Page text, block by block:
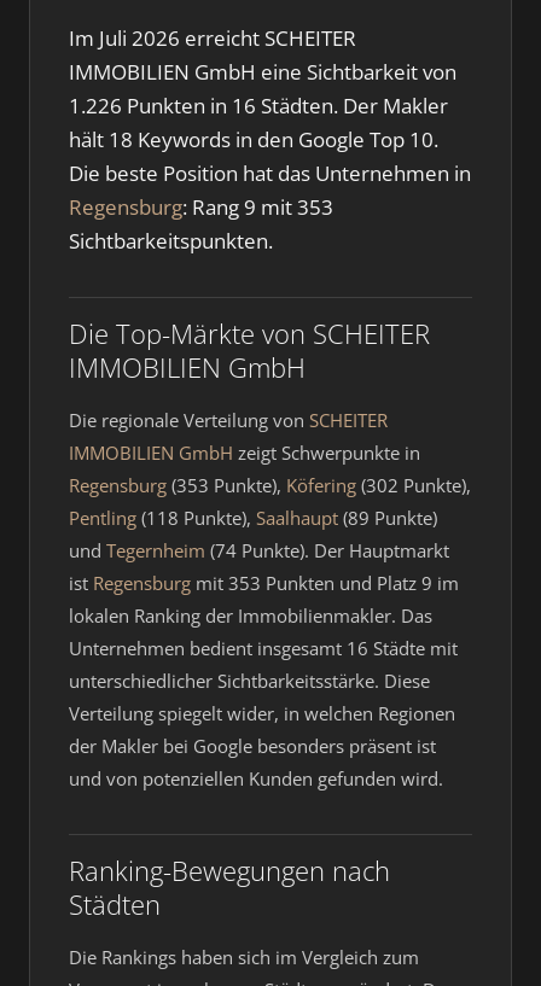
Im Juli 2026 erreicht SCHEITER
IMMOBILIEN GmbH eine Sichtbarkeit von
1.226 Punkten in 16 Städten. Der Makler
hält 18 Keywords in den Google Top 10.
Die beste Position hat das Unternehmen in
Regensburg: Rang 9 mit 353
Sichtbarkeitspunkten.
Die Top-Märkte von SCHEITER
IMMOBILIEN GmbH
Die regionale Verteilung von SCHEITER
IMMOBILIEN GmbH zeigt Schwerpunkte in
Regensburg (353 Punkte), Köfering (302 Punkte),
Pentling (118 Punkte), Saalhaupt (89 Punkte)
und Tegernheim (74 Punkte). Der Hauptmarkt
ist Regensburg mit 353 Punkten und Platz 9 im
lokalen Ranking der Immobilienmakler. Das
Unternehmen bedient insgesamt 16 Städte mit
unterschiedlicher Sichtbarkeitsstärke. Diese
Verteilung spiegelt wider, in welchen Regionen
der Makler bei Google besonders präsent ist
und von potenziellen Kunden gefunden wird.
Ranking-Bewegungen nach
Städten
Die Rankings haben sich im Vergleich zum